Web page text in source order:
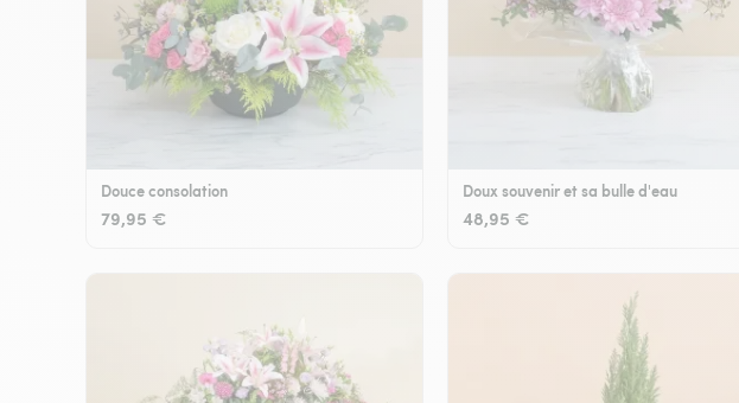
Douce consolation
79,95 €
Doux souvenir et sa bulle d'eau
48,95 €